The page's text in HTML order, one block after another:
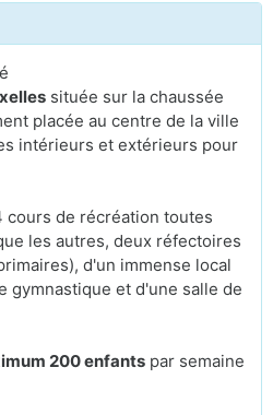
située sur la chaussée
placée au centre de la ville
intérieurs et extérieurs pour
cours de récréation toutes
les autres, deux réfectoires
d'un immense local
gymnastique et d'une salle de
200 enfants par semaine